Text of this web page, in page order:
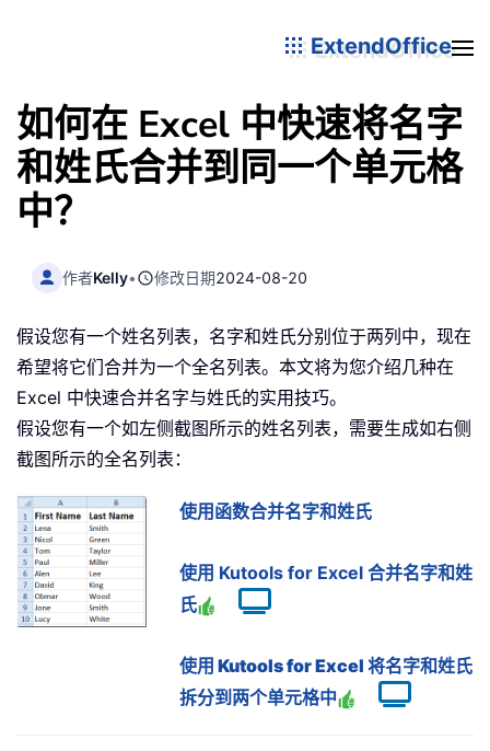
ExtendOffice
如何在 Excel 中快速将名字
和姓氏合并到同一个单元格
中？
作者Kelly• 修改日期2024-08-20
假设您有一个姓名列表，名字和姓氏分别位于两列中，现在
希望将它们合并为一个全名列表。本文将为您介绍几种在
Excel 中快速合并名字与姓氏的实用技巧。
假设您有一个如左侧截图所示的姓名列表，需要生成如右侧
截图所示的全名列表：
使用函数合并名字和姓氏
使用 Kutools for Excel 合并名字和姓
氏
使用 Kutools for Excel 将名字和姓氏
拆分到两个单元格中